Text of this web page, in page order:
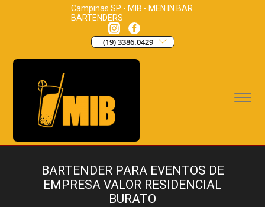
Campinas SP - MIB - MEN IN BAR
BARTENDERS
(19) 3386.0429
BARTENDER PARA EVENTOS DE
EMPRESA VALOR RESIDENCIAL
BURATO